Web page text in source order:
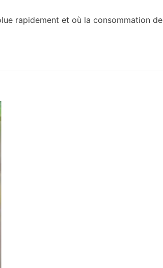
rapidement et où la consommation de